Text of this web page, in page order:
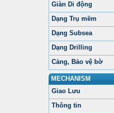
Giàn Di động
Dạng Trụ mềm
Dạng Subsea
Dạng Drilling
Cảng, Bảo vệ bờ
MECHANISM
Giao Lưu
Thông tin